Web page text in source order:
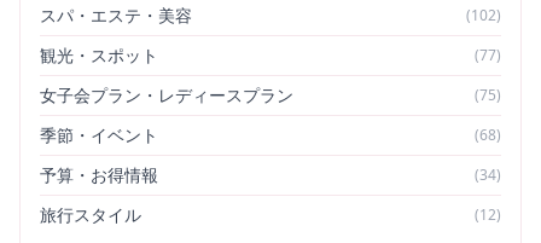
スパ・エステ・美容 (102)
観光・スポット (77)
女子会プラン・レディースプラン (75)
季節・イベント (68)
予算・お得情報 (34)
旅行スタイル (12)